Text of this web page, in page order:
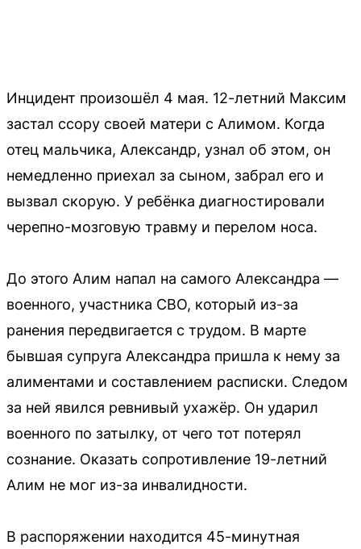
Инцидент произошёл 4 мая. 12-летний Максим
застал ссору своей матери с Алимом. Когда
отец мальчика, Александр, узнал об этом, он
немедленно приехал за сыном, забрал его и
вызвал скорую. У ребёнка диагностировали
черепно-мозговую травму и перелом носа.
До этого Алим напал на самого Александра —
военного, участника СВО, который из-за
ранения передвигается с трудом. В марте
бывшая супруга Александра пришла к нему за
алиментами и составлением расписки. Следом
за ней явился ревнивый ухажёр. Он ударил
военного по затылку, от чего тот потерял
сознание. Оказать сопротивление 19-летний
Алим не мог из-за инвалидности.
В распоряжении находится 45-минутная